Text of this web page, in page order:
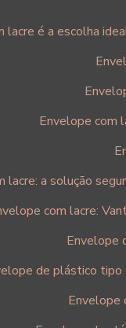
lacre é a escolha
Envelope com
lacre: a solução
com lacre:
Envelope
de plástico tipo
Envelope